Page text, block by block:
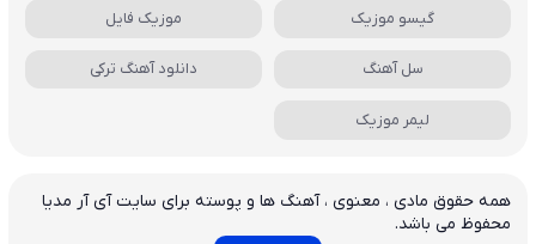
گیسو موزیک موزیک فایل
سل آهنگ دانلود آهنگ ترکی
لیمر موزیک
همه حقوق مادی ، معنوی ، آهنگ ها و پوسته برای سایت آی آر مدیا
محفوظ می باشد.